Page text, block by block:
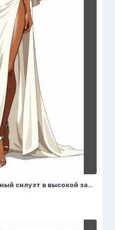
Изысканная мода: элегантный силуэт в высокой зарешеной иллюстрации. Нейронная сеть Flux